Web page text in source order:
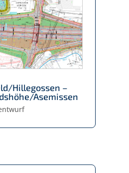
Hillegossen –
Asemissen